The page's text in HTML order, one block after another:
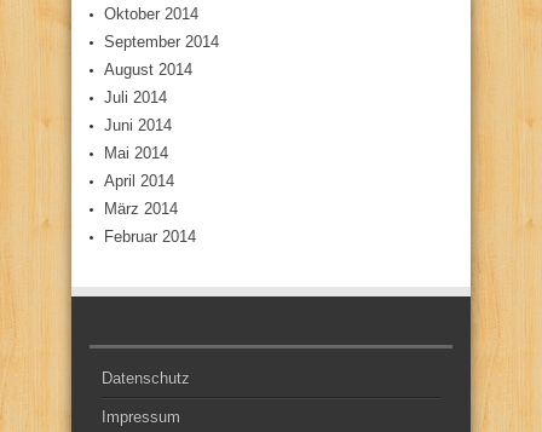
Oktober 2014
September 2014
August 2014
Juli 2014
Juni 2014
Mai 2014
April 2014
März 2014
Februar 2014
Datenschutz
Impressum